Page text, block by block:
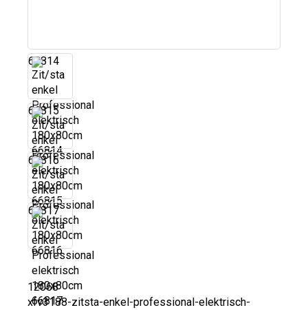
66814
66815
66816
66817
12068
xfv3188-zitsta-enkel-professional-elektrisch-